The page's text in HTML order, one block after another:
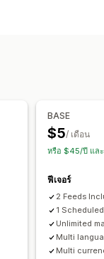
BASE
$5/ เดือน
หรือ $45/ปี แล
ฟีเจอร์
2 Feeds
1
Unlimited
Multi
Multi